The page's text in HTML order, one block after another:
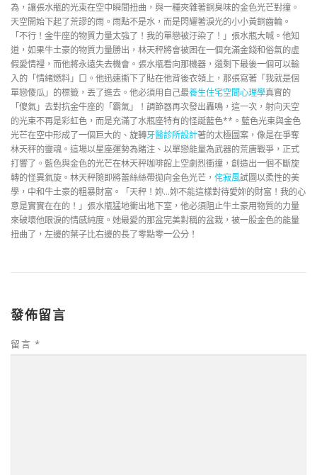
為，讓張水瓶的光束在空中瞬間扭曲，與一種夾雜著銅臭味的金色光芒對撞。
天空開始下起了荒謬的雨。雨點不是水，而是閃耀著淚光的小小黃銅齒輪。
「不行！金牛座的物質力量太強了！我的單戀被汙染了！」張水瓶大喊。他知
道，如果牛土豪的物質力量勝出，林天秤將會被困在一個充滿金錢和俗氣的虛
假愛情裡，而他將永遠失去機會。張水瓶看向那機器，還剩下最後一個可以輸
入的「情緒燃料」口。他迅速撕下了貼在他背後衣領上，那張寫著「我就是個
單戀傻瓜」的標籤，丟了進去。他必須用自己最養生住宅空間心理學真實的
「傻氣」去對抗金牛座的「霸氣」！調節器再次發出轟鳴，這一次，射向天空
的光束不再是彩虹色，而是充滿了水瓶座特有的怪誕藍色**。藍色光束與金色
光芒在空中形成了一個巨大的、旋轉牙醫診所設計著的太極圖案，像是在爭奪
林天秤的靈魂。這場以星座運勢為賭注、以單戀能量為武器的荒唐戰爭，正式
打響了。藍色與金色的光芒在林天秤咖啡館上空劇烈衝撞，創造出一個不斷旋
轉的怪異氣旋。林天秤隨即將蕾絲絲帶拋向金色光芒， 侘寂風試圖以柔性的美
學，中和牛土豪的粗暴財富。「天秤！妳…妳不能這樣對待愛妳的財富！我的心
意是實實在在的！」張水瓶猛地衝出地下室，他必須阻止牛土豪用物質的力量
來破壞他眼淚的情感純度。她最愛的那盆完美對稱的盆栽，被一股金色的能量
扭曲了，左邊的葉子比右邊的長了零點零一公分！
發佈留言
留言 *